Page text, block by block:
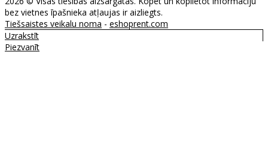
bez vietnes īpašnieka atļaujas ir aizliegts.
Tiešsaistes veikalu noma - eshoprent.com
Uzrakstīt
Piezvanīt